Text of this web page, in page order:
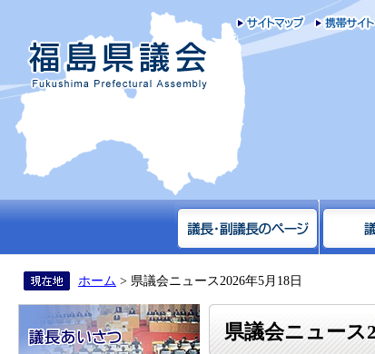
福島県議会
サイトマッ
ホーム > 県議会ニュース2026年5月18日
県議会ニュース